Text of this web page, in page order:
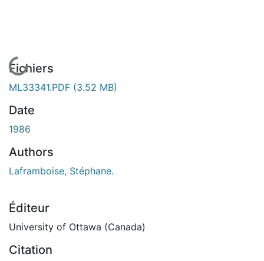
En cours de chargement...
Fichiers
ML33341.PDF (3.52 MB)
Date
1986
Authors
Laframboise, Stéphane.
Éditeur
University of Ottawa (Canada)
Citation